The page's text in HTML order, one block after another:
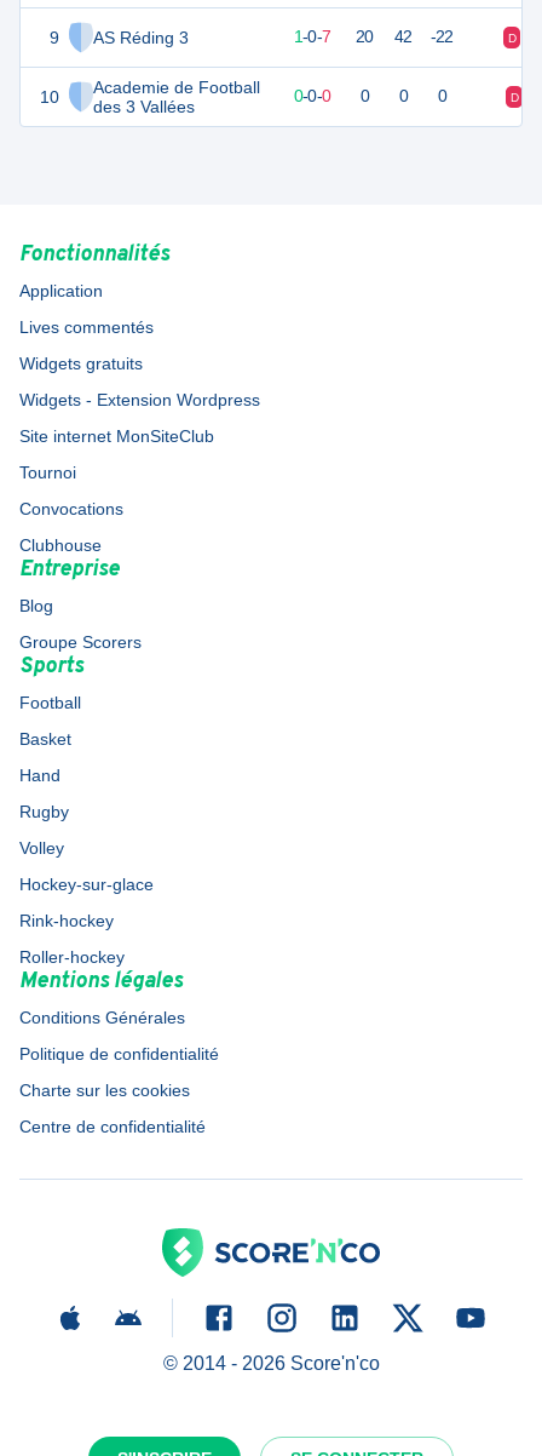
9 AS Réding 3
10
Academie de Football
des 3 Vallées
1-0-7 20 42 -22 D
0 0 0-0-0 0 0 0 D
Fonctionnalités
Application
Lives commentés
Widgets gratuits
Widgets - Extension Wordpress
Site internet MonSiteClub
Tournoi
Convocations
Clubhouse
Entreprise
Blog
Groupe Scorers
Sports
Football
Basket
Hand
Rugby
Volley
Hockey-sur-glace
Rink-hockey
Roller-hockey
Mentions légales
Conditions Générales
Politique de confidentialité
Charte sur les cookies
Centre de confidentialité
© 2014 - 2026Score'n'co